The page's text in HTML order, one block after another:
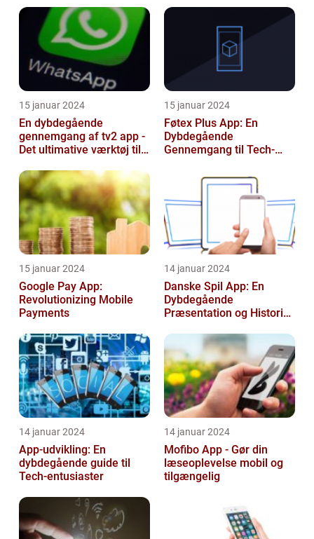
15 januar 2024
En dybdegående
gennemgang af tv2 app -
Det ultimative værktøj til
15 januar 2024
Føtex Plus App: En
Dybdegående
Gennemgang til Tech-
15 januar 2024
Google Pay App:
Revolutionizing Mobile
Payments
14 januar 2024
Danske Spil App: En
Dybdegående
Præsentation og Historisk
14 januar 2024
App-udvikling: En
dybdegående guide til
Tech-entusiaster
14 januar 2024
Mofibo App - Gør din
læseoplevelse mobil og
tilgængelig